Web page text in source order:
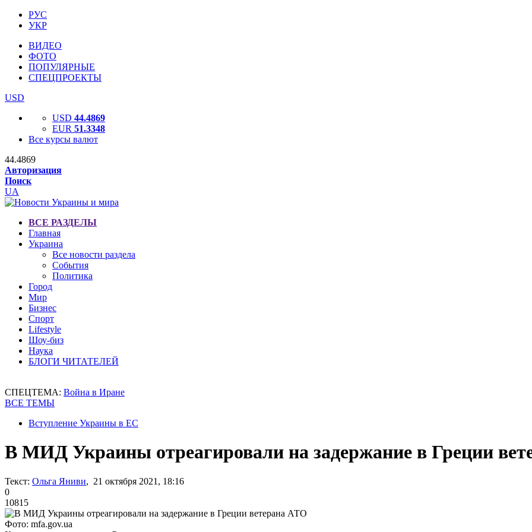
РУС
УКР
ВИДЕО
ФОТО
ПОПУЛЯРНЫЕ
СПЕЦПРОЕКТЫ
USD
USD 44.4869
EUR 51.3348
Все курсы валют
44.4869
Авторизация
Поиск
UA
ВСЕ РАЗДЕЛЫ
Главная
Украина
Все новости раздела
События
Политика
Город
Мир
Бизнес
Спорт
Lifestyle
Шоу-биз
Наука
БЛОГИ ЧИТАТЕЛЕЙ
СПЕЦТЕМА: Война в Иране
ВСЕ ТЕМЫ
Вступление Украины в ЕС
В МИД Украины отреагировали на задержание в Греции
Текст: Ольга Яниви, 21 октября 2021, 18:16
0
10815
Фото: mfa.gov.ua